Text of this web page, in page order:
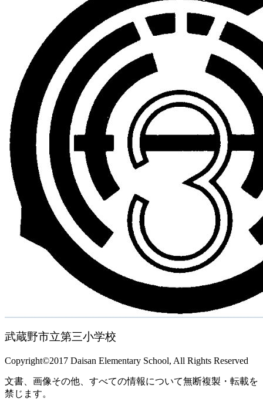
武蔵野市立第三小学校
Copyright©2017 Daisan Elementary School, All Rights Reserved
文書、画像その他、すべての情報について無断複製・転載を
禁じます。